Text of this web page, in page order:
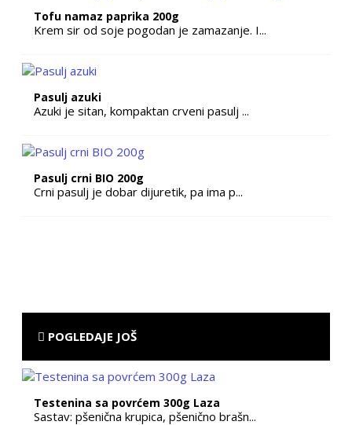
Tofu namaz paprika 200g
Krem sir od soje pogodan je zamazanje. I...
Pasulj azuki
Azuki je sitan, kompaktan crveni pasulj ...
Pasulj crni BIO 200g
Crni pasulj je dobar dijuretik, pa ima p...
POGLEDAJE JOŠ
Testenina sa povrćem 300g Laza
Sastav: pšenična krupica, pšenično brašn...